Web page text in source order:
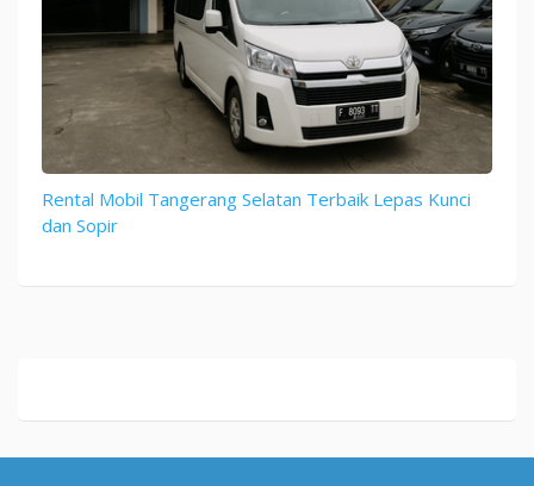
Rental Mobil Tangerang Selatan Terbaik Lepas Kunci
dan Sopir